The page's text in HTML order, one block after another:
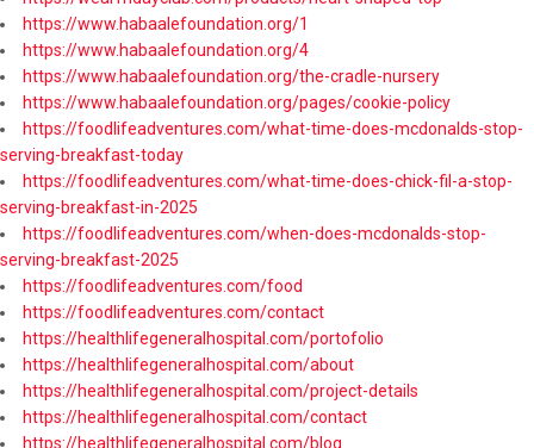
https://www.habaalefoundation.org/1
https://www.habaalefoundation.org/4
https://www.habaalefoundation.org/the-cradle-nursery
https://www.habaalefoundation.org/pages/cookie-policy
https://foodlifeadventures.com/what-time-does-mcdonalds-stop-
serving-breakfast-today
https://foodlifeadventures.com/what-time-does-chick-fil-a-stop-
serving-breakfast-in-2025
https://foodlifeadventures.com/when-does-mcdonalds-stop-
serving-breakfast-2025
https://foodlifeadventures.com/food
https://foodlifeadventures.com/contact
https://healthlifegeneralhospital.com/portofolio
https://healthlifegeneralhospital.com/about
https://healthlifegeneralhospital.com/project-details
https://healthlifegeneralhospital.com/contact
https://healthlifegeneralhospital.com/blog